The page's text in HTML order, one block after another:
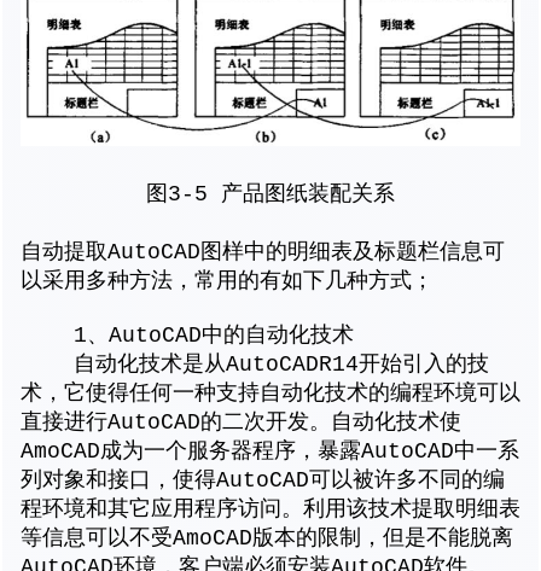
图3-5 产品图纸装配关系
自动提取AutoCAD图样中的明细表及标题栏信息可
以采用多种方法，常用的有如下几种方式；
1、AutoCAD中的自动化技术
自动化技术是从AutoCADR14开始引入的技
术，它使得任何一种支持自动化技术的编程环境可以
直接进行AutoCAD的二次开发。自动化技术使
AmoCAD成为一个服务器程序，暴露AutoCAD中一系
列对象和接口，使得AutoCAD可以被许多不同的编
程环境和其它应用程序访问。利用该技术提取明细表
等信息可以不受AmoCAD版本的限制，但是不能脱离